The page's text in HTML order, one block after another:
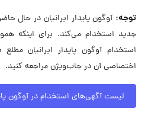
توجه:
جدید استخدام می‌کند. برای اینکه
استخدام آوگون پایدار ایرانیان
اختصاصی آن در جاب‌ویژن مراجعه کنید.
لیست آگهی‌های استخدام در آوگون